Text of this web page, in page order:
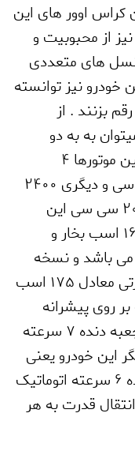
کراس اوور های این
نیز از محبوبیت و
نسل های متعددی
نیز توانسته
بزنند . از
بهبه دو
پیشرانه آن اشاره نمود که هر دوی این موتورها 4
سیلندری هستند و یکی 2000 سی سی و دیگری 2400
سی سی توربو می باشد . نسخه 2000 سی سی این
خودرو قادر به تولید قدرتی معادل 164 اسب بخار و
نیوتن متر می باشد و نسخه
2400 سی سی این خودرو دارای قدرتی معادل 175 اسب
روی پیشرانه
2400 سی سی به طور پیش فرض جعبه دنده 7 سرعته
این خودرو یعنی
نسخه 2000 سی سی یک جعبه دنده 6 سرعته اتوماتیک
قدرت به هر